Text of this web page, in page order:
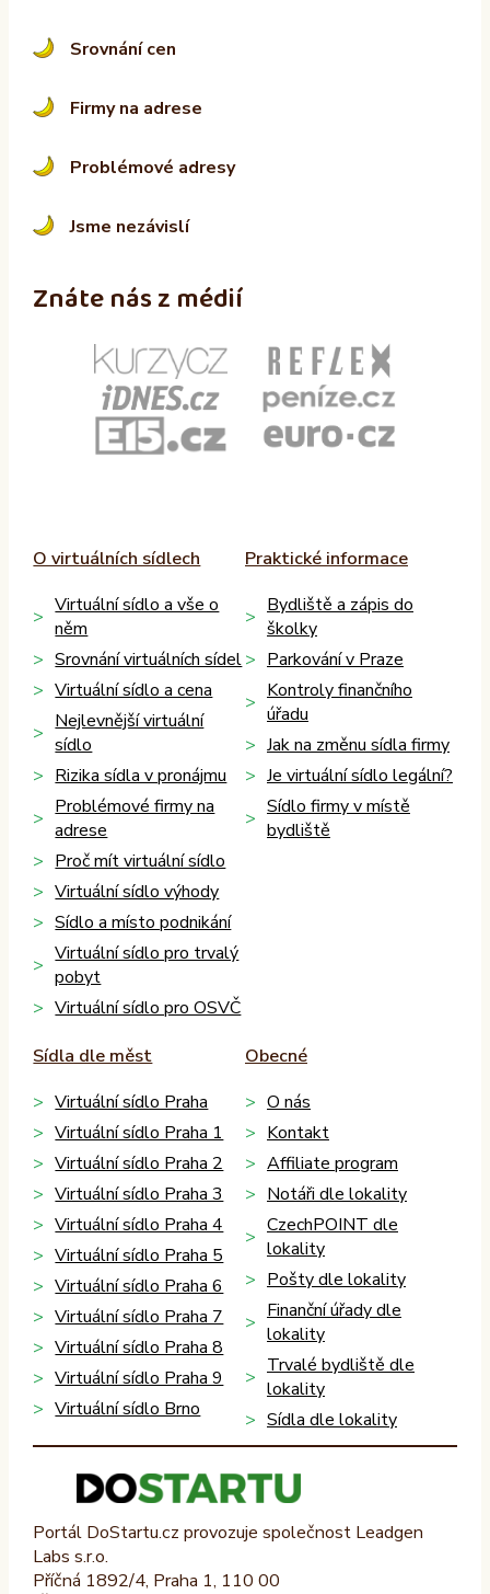
Srovnání cen
Firmy na adrese
Problémové adresy
Jsme nezávislí
Znáte nás z médií
O virtuálních sídlech
Virtuální sídlo a vše o
něm
Srovnání virtuálních sídel
Virtuální sídlo a cena
Nejlevnější virtuální
sídlo
Rizika sídla v pronájmu
Problémové firmy na
adrese
Proč mít virtuální sídlo
Virtuální sídlo výhody
Sídlo a místo podnikání
Virtuální sídlo pro trvalý
pobyt
Virtuální sídlo pro OSVČ
Praktické informace
Bydliště a zápis do
školky
Parkování v Praze
Kontroly finančního
úřadu
Jak na změnu sídla firmy
Je virtuální sídlo legální?
Sídlo firmy v místě
bydliště
Sídla dle měst
Virtuální sídlo Praha
Virtuální sídlo Praha 1
Virtuální sídlo Praha 2
Virtuální sídlo Praha 3
Virtuální sídlo Praha 4
Virtuální sídlo Praha 5
Virtuální sídlo Praha 6
Virtuální sídlo Praha 7
Virtuální sídlo Praha 8
Virtuální sídlo Praha 9
Virtuální sídlo Brno
Obecné
O nás
Kontakt
Affiliate program
Notáři dle lokality
CzechPOINT dle
lokality
Pošty dle lokality
Finanční úřady dle
lokality
Trvalé bydliště dle
lokality
Sídla dle lokality
Portál DoStartu.cz provozuje společnost Leadgen
Labs s.r.o.
Příčná 1892/4, Praha 1, 110 00